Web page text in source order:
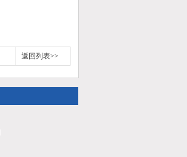
返回列表>>